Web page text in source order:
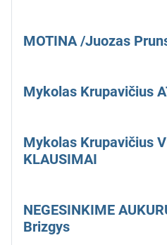
MOTINA /Juozas
Mykolas Krupavičius
Mykolas Krupavičius
KLAUSIMAI
NEGESINKIME
Brizgys